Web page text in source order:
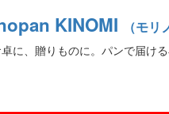
KINOMI （モリ
に、贈りものに。パンで届け